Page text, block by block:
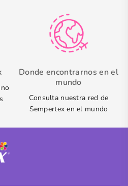
Donde encontrarnos en el
mundo
Consulta nuestra red de
Sempertex en el mundo